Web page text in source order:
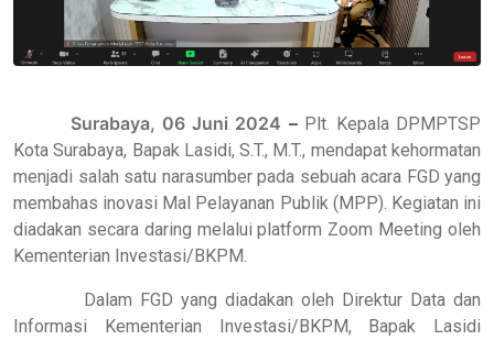
Surabaya, 06 Juni 2024 – Plt. Kepala DPMPTSP
Kota Surabaya, Bapak Lasidi, S.T., M.T., mendapat kehormatan
menjadi salah satu narasumber pada sebuah acara FGD yang
membahas inovasi Mal Pelayanan Publik (MPP). Kegiatan ini
diadakan secara daring melalui platform Zoom Meeting oleh
Kementerian Investasi/BKPM.
Dalam FGD yang diadakan oleh Direktur Data dan
Informasi Kementerian Investasi/BKPM, Bapak Lasidi